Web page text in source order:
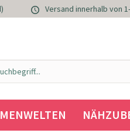
Versand innerhalb von